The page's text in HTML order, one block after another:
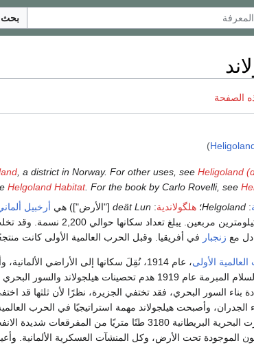
بحث
الصفحة
)
, a district in Norway. For other uses, see Heligoland
Helgoland Habitat. For the book by Carlo Rovelli, see
:
Helgoland؛ هلگولاندية:
deät Lun ["الأرض"]) هي أرخبيل
مساحته حوالي كيلومترين مربعين.
زنجبار في أفريقيا. وقبل الحرب العالمية الأولى كانت
الأولى
، عام 1914، نُقِلَ سكانها إلى الأراضي
وقررت معاهدة السلام المبرمة عام 1919 هدم تحصينات
بناء السور البحري، فقد تختفي الجزيرة، نظرًا لأن ثلثها قد
الجدران، وأصبحت هيلجولاند مهمة استراتيجيًا في الحرب
عام 1947، وفجَّرت البحرية البريطانية 3180 طنًا متريًا من